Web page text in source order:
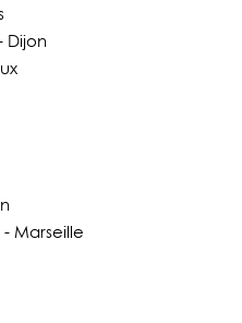
Dijon
- Marseille